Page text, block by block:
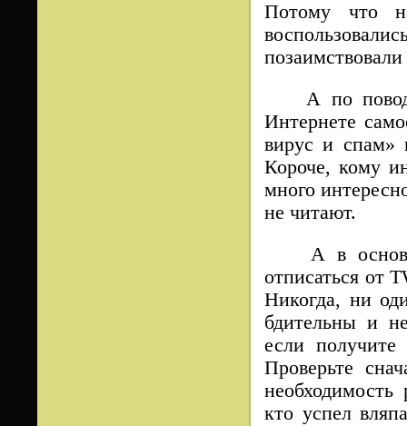
Потому что
А по поводу
Интернете
вирус и спам»
Короче, кому
много
не читают.
А в
отписаться от
Никогда, ни
бдительны и
если
Проверьте
кто успел